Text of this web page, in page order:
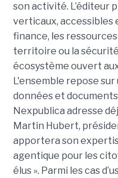
son activité. L’éditeur
verticaux, accessibles
finance, les
territoire ou la
écosystème ouvert
L'ensemble repose
données et
Nexpublica adresse
Martin Hubert,
apportera son
agentique pour les
élus ». Parmi les cas